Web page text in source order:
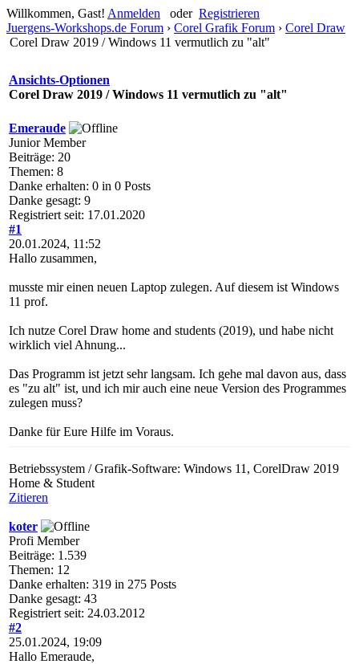
Willkommen, Gast! Anmelden oder Registrieren
Juergens-Workshops.de Forum › Corel Grafik Forum › Corel Draw
Corel Draw 2019 / Windows 11 vermutlich zu "alt"
Ansichts-Optionen
Corel Draw 2019 / Windows 11 vermutlich zu "alt"
Emeraude
Junior Member
Beiträge: 20
Themen: 8
Danke erhalten: 0 in 0 Posts
Danke gesagt: 9
Registriert seit: 17.01.2020
#1
20.01.2024, 11:52
Hallo zusammen,
musste mir einen neuen Laptop zulegen. Auf diesem ist Windows
11 prof.
Ich nutze Corel Draw home and students (2019), und habe nicht
wirklich viel Ahnung...
Das Programm ist jetzt sehr langsam. Ich gehe mal davon aus, dass
es "zu alt" ist, und ich mir auch eine neue Version des Programmes
zulegen muss?
Danke für Eure Hilfe im Voraus.
Betriebssystem / Grafik-Software: Windows 11, CorelDraw 2019
Home & Student
Zitieren
koter
Profi Member
Beiträge: 1.539
Themen: 12
Danke erhalten: 319 in 275 Posts
Danke gesagt: 43
Registriert seit: 24.03.2012
#2
25.01.2024, 19:09
Hallo Emeraude,